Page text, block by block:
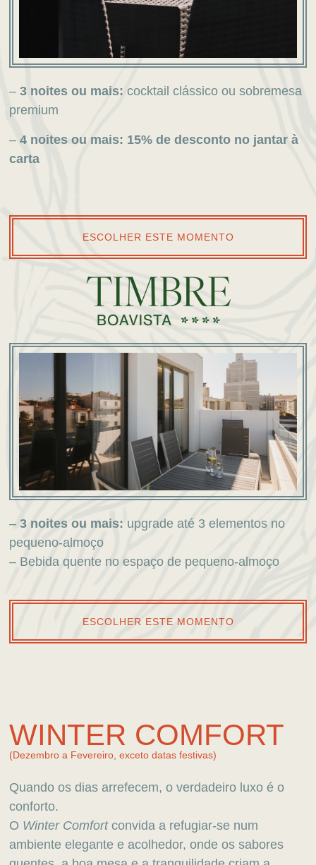
– 3 noites ou mais: cocktail clássico ou sobremesa
premium
– 4 noites ou mais: 15% de desconto no jantar à
carta
ESCOLHER ESTE MOMENTO
– 3 noites ou mais: upgrade até 3 elementos no
pequeno-almoço
– Bebida quente no espaço de pequeno-almoço
ESCOLHER ESTE MOMENTO
WINTER COMFORT
(Dezembro a Fevereiro, exceto datas festivas)
Quando os dias arrefecem, o verdadeiro luxo é o
conforto.
O WinterComfortconvida a refugiar-se num
ambiente elegante e acolhedor, onde os sabores